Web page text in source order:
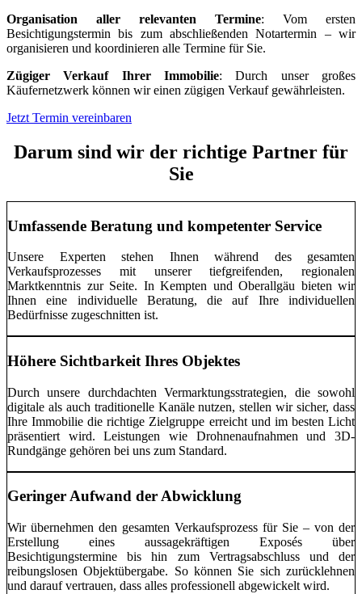
Organisation aller relevanten Termine: Vom ersten
Besichtigungstermin bis zum abschließenden Notartermin – wir
organisieren und koordinieren alle Termine für Sie.
Zügiger Verkauf Ihrer Immobilie: Durch unser großes
Käufernetzwerk können wir einen zügigen Verkauf gewährleisten.
Jetzt Termin vereinbaren
Darum sind wir der richtige Partner für
Sie
Umfassende Beratung und kompetenter Service
Unsere Experten stehen Ihnen während des gesamten
Verkaufsprozesses mit unserer tiefgreifenden, regionalen
Marktkenntnis zur Seite. In Kempten und Oberallgäu bieten wir
Ihnen eine individuelle Beratung, die auf Ihre individuellen
Bedürfnisse zugeschnitten ist.
Höhere Sichtbarkeit Ihres Objektes
Durch unsere durchdachten Vermarktungsstrategien, die sowohl
digitale als auch traditionelle Kanäle nutzen, stellen wir sicher, dass
Ihre Immobilie die richtige Zielgruppe erreicht und im besten Licht
präsentiert wird. Leistungen wie Drohnenaufnahmen und 3D-
Rundgänge gehören bei uns zum Standard.
Geringer Aufwand der Abwicklung
Wir übernehmen den gesamten Verkaufsprozess für Sie – von der
Erstellung eines aussagekräftigen Exposés über
Besichtigungstermine bis hin zum Vertragsabschluss und der
reibungslosen Objektübergabe. So können Sie sich zurücklehnen
und darauf vertrauen, dass alles professionell abgewickelt wird.